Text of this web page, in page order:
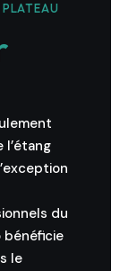
du
bénéficie
le